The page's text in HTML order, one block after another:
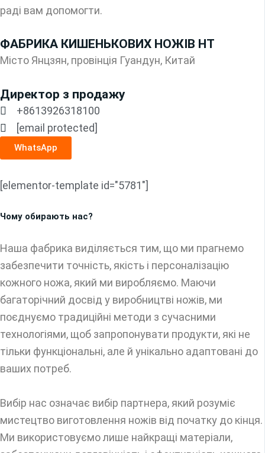
раді вам допомогти.
ФАБРИКА КИШЕНЬКОВИХ НОЖІВ HT
Місто Янцзян, провінція Гуандун, Китай
Директор з продажу
+8613926318100
[email protected]
WhatsApp
[elementor-template id="5781"]
Чому обирають нас?
Наша фабрика виділяється тим, що ми прагнемо
забезпечити точність, якість і персоналізацію
кожного ножа, який ми виробляємо. Маючи
багаторічний досвід у виробництві ножів, ми
поєднуємо традиційні методи з сучасними
технологіями, щоб запропонувати продукти, які не
тільки функціональні, але й унікально адаптовані до
ваших потреб.
Вибір нас означає вибір партнера, який розуміє
мистецтво виготовлення ножів від початку до кінця.
Ми використовуємо лише найкращі матеріали,